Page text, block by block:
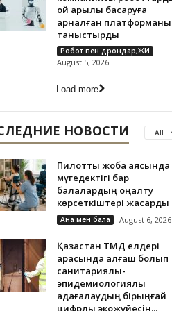
ой арқылы басқаруға
арналған платформаны
таныстырды
Робот пен дрондар,ЖИ
August 5, 2026
Load more
НОВОСТИ All
Пилоттық жоба аясында
мүгедектігі бар
балалардың оңалту
көрсеткіштері жақсарды
Ана мен бала August 6, 2026
Қазақстан ТМД елдері
арасында алғаш болып
санитариялық-
эпидемиологиялық
қадағалаудың бірыңғай
цифрлық экожүйесін...